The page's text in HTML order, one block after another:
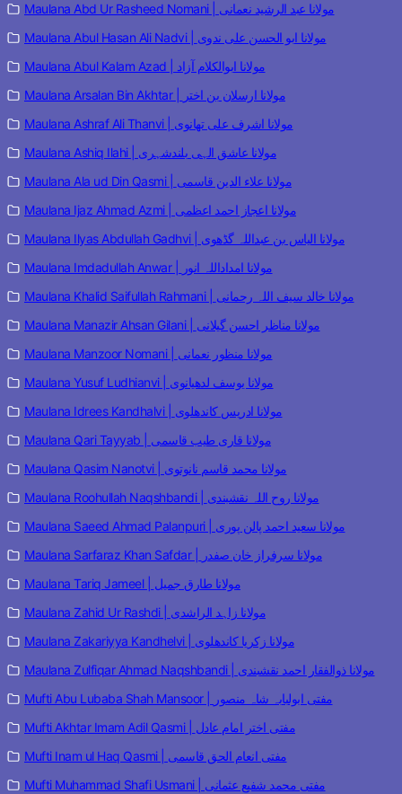
Maulana Abd Ur Rasheed Nomani | مولانا عبد الرشید نعمانی
Maulana Abul Hasan Ali Nadvi | مولانا ابو الحسن علی ندوی
Maulana Abul Kalam Azad | مولانا ابوالکلام آزاد
Maulana Arsalan Bin Akhtar | مولانا ارسلان بن اختر
Maulana Ashraf Ali Thanvi | مولانا اشرف علی تھانوی
Maulana Ashiq Ilahi | مولانا عاشق الہی بلندشہری
Maulana Ala ud Din Qasmi | مولانا علاء الدین قاسمی
Maulana Ijaz Ahmad Azmi | مولانا اعجاز احمد اعظمی
Maulana Ilyas Abdullah Gadhvi | مولانا الیاس بن عبداللہ گڈھوی
Maulana Imdadullah Anwar | مولانا امداداللہ انور
Maulana Khalid Saifullah Rahmani | مولانا خالد سیف اللہ رحمانی
Maulana Manazir Ahsan Gilani | مولانا مناظر احسن گیلانی
Maulana Manzoor Nomani | مولانا منظور نعمانی
Maulana Yusuf Ludhianvi | مولانا یوسف لدھیانوی
Maulana Idrees Kandhalvi | مولانا ادریس کاندھلوی
Maulana Qari Tayyab | مولانا قاری طیب قاسمی
Maulana Qasim Nanotvi | مولانا محمد قاسم نانوتوی
Maulana Roohullah Naqshbandi | مولانا روح اللہ نقشبندی
Maulana Saeed Ahmad Palanpuri | مولانا سعید احمد پالن پوری
Maulana Sarfaraz Khan Safdar | مولانا سرفراز خان صفدر
Maulana Tariq Jameel | مولانا طارق جمیل
Maulana Zahid Ur Rashdi | مولانا زاہد الراشدی
Maulana Zakariyya Kandhelvi | مولانا زکریا کاندھلوی
Maulana Zulfiqar Ahmad Naqshbandi | مولانا ذوالفقار احمد نقشبندی
Mufti Abu Lubaba Shah Mansoor | مفتی ابولبابہ شاہ منصور
Mufti Akhtar Imam Adil Qasmi | مفتی اختر امام عادل
Mufti Inam ul Haq Qasmi | مفتی انعام الحق قاسمی
Mufti Muhammad Shafi Usmani | مفتی محمد شفیع عثمانی